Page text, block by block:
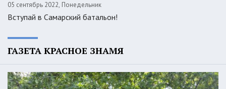
05 сентябрь 2022, Понедельник
Вступай в Самарский батальон!
ГАЗЕТА КРАСНОЕ ЗНАМЯ